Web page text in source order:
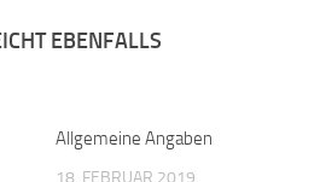
EBENFALLS
Allgemeine Angaben
18. FEBRUAR 2019